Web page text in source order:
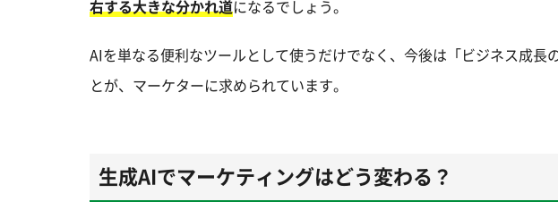
右する大きな分かれ道になるでしょう。
AIを単なる便利なツールとして使うだけでなく、今後は「ビジネス成長
とが、マーケターに求められています。
生成AIでマーケティングはどう変わる？